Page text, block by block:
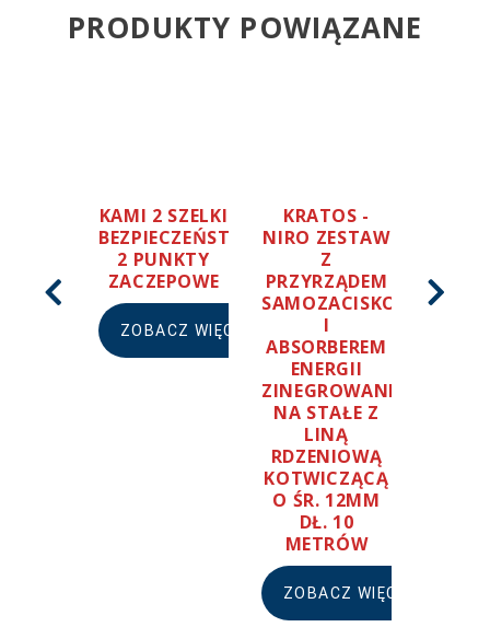
PRODUKTY POWIĄZANE
KAMI 2 SZELKI
BEZPIECZEŃSTWA,
2 PUNKTY
ZACZEPOWE
ZOBACZ WIĘCEJ
KRATOS -
NIRO ZESTAW
Z
PRZYRZĄDEM
SAMOZACISKOWYM
I
ABSORBEREM
ENERGII
ZINEGROWANE
NA STAŁE Z
LINĄ
RDZENIOWĄ
KOTWICZĄCĄ
O ŚR. 12MM
DŁ. 10
METRÓW
ZOBACZ WIĘCEJ